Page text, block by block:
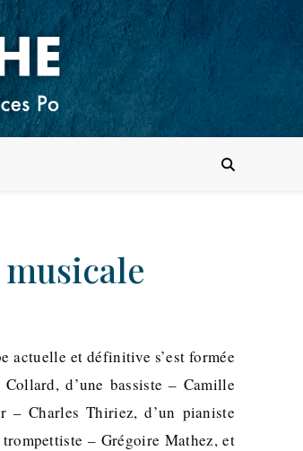
actuelle et définitive s’est formée
d’une bassiste – Camille
– Charles Thiriez, d’un pianiste
– Grégoire Mathez, et